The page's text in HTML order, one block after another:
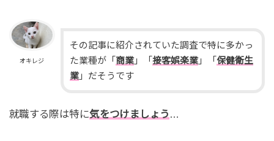
オキレジ
その記事に紹介されていた調査で特に多かっ
た業種が「 商業」「 接客娯楽業」「 保健衛生
業」だそうです
就職する際は特に気をつけましょう …